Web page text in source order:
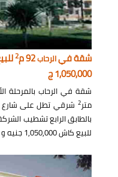
شقة فيالرحاب92 م 2
1,050,000 ج
شقة في الرحاب بالمرحلة
متر2
بالطابق الرابع تشطيب
للبيع كاش 1,050,000 جنيه و سيراميك الحمام متغير بالكامل